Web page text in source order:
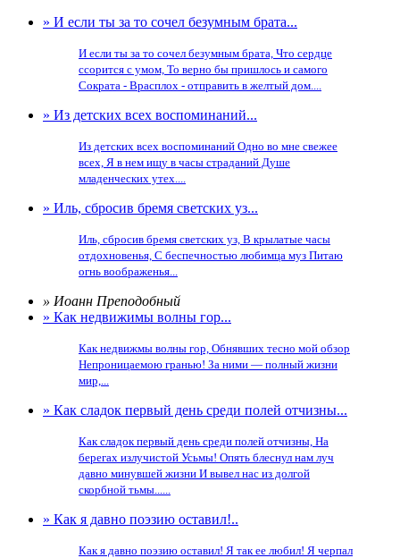
» И если ты за то сочел безумным брата...
И если ты за то сочел безумным брата, Что сердце
ссорится с умом, То верно бы пришлось и самого
Сократа - Врасплох - отправить в желтый дом....
» Из детских всех воспоминаний...
Из детских всех воспоминаний Одно во мне свежее
всех, Я в нем ищу в часы страданий Душе
младенческих утех....
» Иль, сбросив бремя светских уз...
Иль, сбросив бремя светских уз, В крылатые часы
отдохновенья, С беспечностью любимца муз Питаю
огнь воображенья...
» Иоанн Преподобный
» Как недвижимы волны гор...
Как недвижмы волны гор, Обнявших тесно мой обзор
Непроницаемою гранью! За ними — полный жизни
мир,...
» Как сладок первый день среди полей отчизны...
Как сладок первый день среди полей отчизны, На
берегах излучистой Усьмы! Опять блеснул нам луч
давно минувшей жизни И вывел нас из долгой
скорбной тьмы......
» Как я давно поэзию оставил!..
Как я давно поэзию оставил! Я так ее любил! Я черпал